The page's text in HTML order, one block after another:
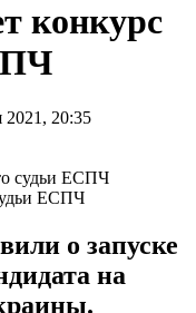
конкурс
2021, 20:35
ЕСПЧ
о запуске
на